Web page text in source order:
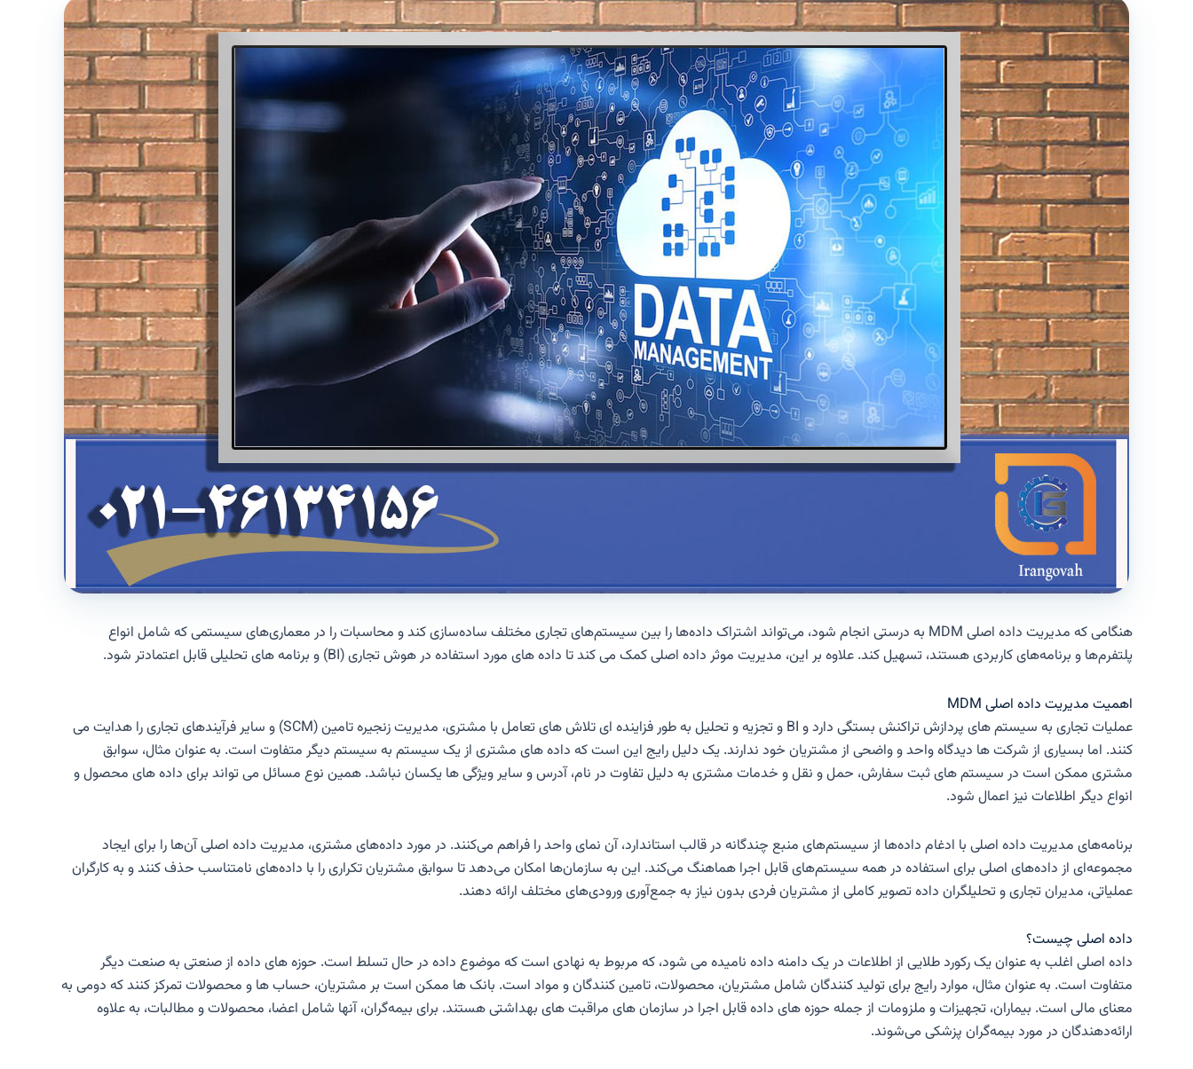
هنگامی که مدیریت داده اصلی MDM به درستی انجام شود، می‌تواند اشتراک داده‌ها را بین سیستم‌های تجاری مختلف ساده‌سازی کند و محاسبات را در معماری‌های سیستمی که شامل انواع
پلتفرم‌ها و برنامه‌های کاربردی هستند، تسهیل کند. علاوه بر این، مدیریت موثر داده اصلی کمک می کند تا داده های مورد استفاده در هوش تجاری (BI) و برنامه های تحلیلی قابل اعتمادتر شود.
اهمیت مدیریت داده اصلی MDM
عملیات تجاری به سیستم های پردازش تراکنش بستگی دارد و BI و تجزیه و تحلیل به طور فزاینده ای تلاش های تعامل با مشتری، مدیریت زنجیره تامین (SCM) و سایر فرآیندهای تجاری را هدایت می
کنند. اما بسیاری از شرکت ها دیدگاه واحد و واضحی از مشتریان خود ندارند. یک دلیل رایج این است که داده های مشتری از یک سیستم به سیستم دیگر متفاوت است. به عنوان مثال، سوابق
مشتری ممکن است در سیستم های ثبت سفارش، حمل و نقل و خدمات مشتری به دلیل تفاوت در نام، آدرس و سایر ویژگی ها یکسان نباشد. همین نوع مسائل می تواند برای داده های محصول و
انواع دیگر اطلاعات نیز اعمال شود.
برنامه‌های مدیریت داده اصلی با ادغام داده‌ها از سیستم‌های منبع چندگانه در قالب استاندارد، آن نمای واحد را فراهم می‌کنند. در مورد داده‌های مشتری، مدیریت داده اصلی آن‌ها را برای ایجاد
مجموعه‌ای از داده‌های اصلی برای استفاده در همه سیستم‌های قابل اجرا هماهنگ می‌کند. این به سازمان‌ها امکان می‌دهد تا سوابق مشتریان تکراری را با داده‌های نامتناسب حذف کنند و به کارگران
عملیاتی، مدیران تجاری و تحلیلگران داده تصویر کاملی از مشتریان فردی بدون نیاز به جمع‌آوری ورودی‌های مختلف ارائه دهند.
داده اصلی چیست؟
داده اصلی اغلب به عنوان یک رکورد طلایی از اطلاعات در یک دامنه داده نامیده می شود، که مربوط به نهادی است که موضوع داده در حال تسلط است. حوزه های داده از صنعتی به صنعت دیگر
متفاوت است. به عنوان مثال، موارد رایج برای تولید کنندگان شامل مشتریان، محصولات، تامین کنندگان و مواد است. بانک ها ممکن است بر مشتریان، حساب ها و محصولات تمرکز کنند که دومی به
معنای مالی است. بیماران، تجهیزات و ملزومات از جمله حوزه های داده قابل اجرا در سازمان های مراقبت های بهداشتی هستند. برای بیمه‌گران، آنها شامل اعضا، محصولات و مطالبات، به علاوه
ارائه‌دهندگان در مورد بیمه‌گران پزشکی می‌شوند.